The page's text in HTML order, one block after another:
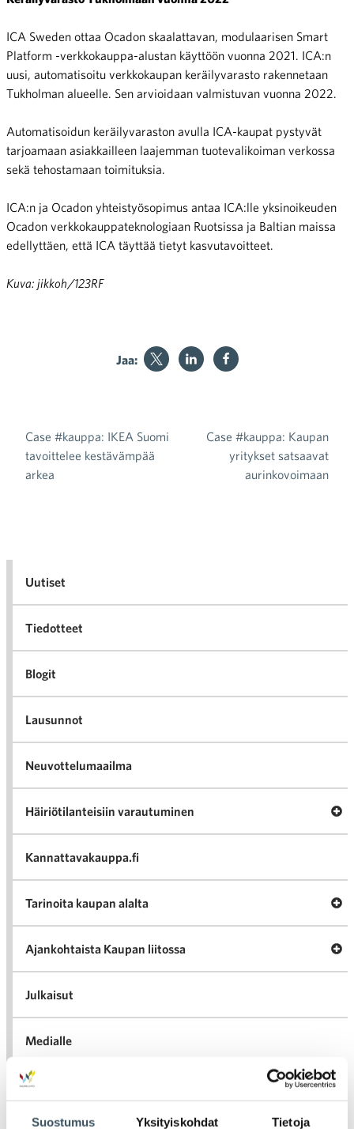
Suostumus Yksityiskohdat Tietoja
ICA Sweden ottaa Ocadon skaalattavan, modulaarisen Smart
Platform -verkkokauppa-alustan käyttöön vuonna 2021. ICA:n
uusi, automatisoitu verkkokaupan keräilyvarasto rakennetaan
Tukholman alueelle. Sen arvioidaan valmistuvan vuonna 2022.
Automatisoidun keräilyvaraston avulla ICA-kaupat pystyvät
tarjoamaan asiakkailleen laajemman tuotevalikoiman verkossa
sekä tehostamaan toimituksia.
ICA:n ja Ocadon yhteistyösopimus antaa ICA:lle yksinoikeuden
Ocadon verkkokauppateknologiaan Ruotsissa ja Baltian maissa
edellyttäen, että ICA täyttää tietyt kasvutavoitteet.
Kuva: jikkoh/123RF
Jaa:
Artikkelien selaus
Case #kauppa: IKEA Suomi
tavoittelee kestävämpää
arkea
Case #kauppa: Kaupan
yritykset satsaavat
aurinkovoimaan
Uutiset
Tiedotteet
Blogit
Lausunnot
Neuvottelumaailma
Häiriötilanteisiin varautuminen
Kannattavakauppa.fi
Tarinoita kaupan alalta
Ajankohtaista Kaupan liitossa
Julkaisut
Medialle
Seuraa toimintaamme